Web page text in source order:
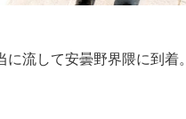
に流して安曇野界隈に到着。